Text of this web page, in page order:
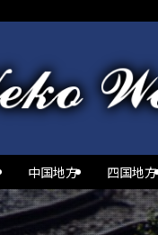
中国地方 四国地方